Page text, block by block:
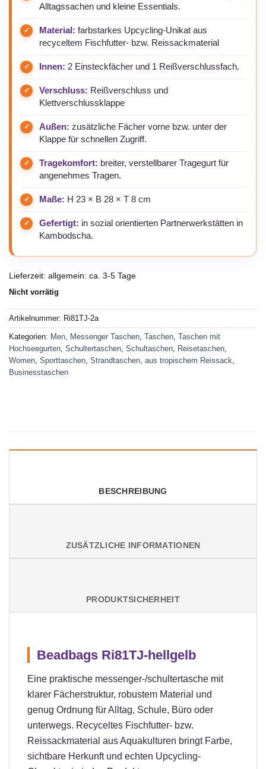
Alltagssachen und kleine Essentials.
Material: farbstarkes Upcycling-Unikat aus
recyceltem Fischfutter- bzw. Reissackmaterial
Innen: 2 Einsteckfächer und 1 Reißverschlussfach.
Verschluss: Reißverschluss und
Klettverschlussklappe
Außen: zusätzliche Fächer vorne bzw. unter der
Klappe für schnellen Zugriff.
Tragekomfort: breiter, verstellbarer Tragegurt für
angenehmes Tragen.
Maße: H 23 × B 28 × T 8 cm
Gefertigt: in sozial orientierten Partnerwerkstätten in
Kambodscha.
Lieferzeit: allgemein: ca. 3-5 Tage
Nicht vorrätig
Artikelnummer: Ri81TJ-2a
Kategorien: Men, Messenger Taschen, Taschen, Taschen mit
Hochseegurten, Schultertaschen, Schultaschen, Reisetaschen,
Women, Sporttaschen, Strandtaschen, aus tropischem Reissack,
Businesstaschen
BESCHREIBUNG
ZUSÄTZLICHE INFORMATIONEN
PRODUKTSICHERHEIT
Beadbags Ri81TJ-hellgelb
Eine praktische messenger-/schultertasche mit
klarer Fächerstruktur, robustem Material und
genug Ordnung für Alltag, Schule, Büro oder
unterwegs. Recyceltes Fischfutter- bzw.
Reissackmaterial aus Aquakulturen bringt Farbe,
sichtbare Herkunft und echten Upcycling-